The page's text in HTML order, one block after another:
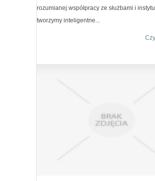
rozumianej współpracy ze służbami i
tworzymy inteligentne...